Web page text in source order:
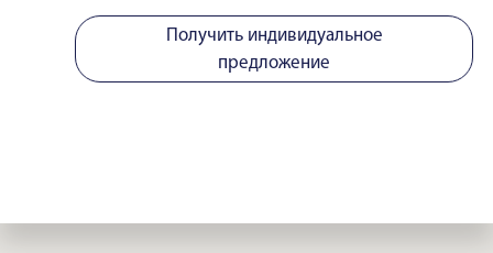
Получить индивидуальное
предложение